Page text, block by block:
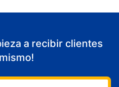
a recibir clientes